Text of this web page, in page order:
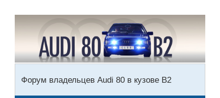
Форум владельцев Audi 80 в кузове В2